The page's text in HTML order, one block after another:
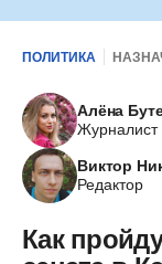
ПОЛИТИКА
Алёна
Журналист
Виктор
Редактор
Как